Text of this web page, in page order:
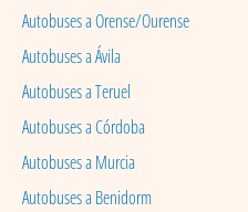
Autobuses a Orense/Ourense
Autobuses a Ávila
Autobuses a Teruel
Autobuses a Córdoba
Autobuses a Murcia
Autobuses a Benidorm